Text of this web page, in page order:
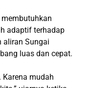
adaptif terhadap
aliran Sungai
luas dan cepat.
Karena mudah